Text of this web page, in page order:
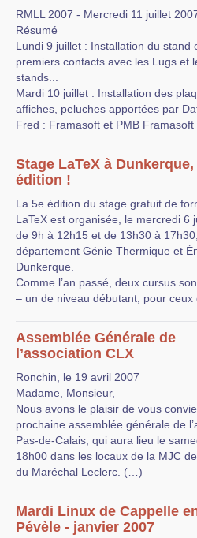
RMLL 2007 - Mercredi 11 juillet
Résumé
Lundi 9 juillet : Installation du stand
premiers contacts avec les Lugs et
stands...
Mardi 10 juillet : Installation des
affiches, peluches apportées par
Fred : Framasoft et PMB
Stage LaTeX à Dunkerque,
édition !
La 5e édition du stage gratuit de
LaTeX est organisée, le mercredi 6
de 9h à 12h15 et de 13h30 à
département Génie Thermique et
Dunkerque.
Comme l’an passé, deux cursus
– un de niveau débutant, pour ceux
Assemblée Générale de
l’association CLX
Ronchin, le 19 avril 2007
Madame, Monsieur,
Nous avons le plaisir de vous
prochaine assemblée générale de
Pas-de-Calais, qui aura lieu le
18h00 dans les locaux de la MJC
du Maréchal Leclerc. (…)
Mardi Linux de Cappelle
Pévèle - janvier 2007